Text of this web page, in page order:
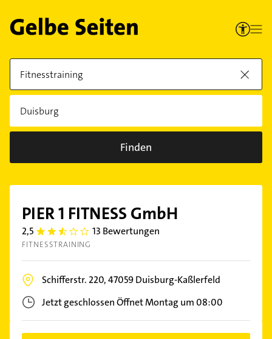
Finden
PIER 1 FITNESS GmbH
2,5 2.5 13 Bewertungen
FITNESSTRAINING
Schifferstr. 220,47059Duisburg-Kaßlerfeld
Jetzt geschlossenÖffnet Montag um 08:00